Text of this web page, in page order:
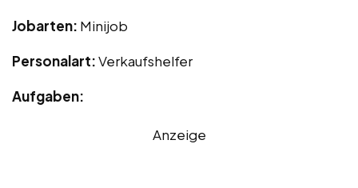
Jobarten: Minijob
Personalart:Verkaufshelfer
Aufgaben:
Anzeige